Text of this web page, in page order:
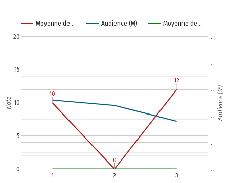
Moyenne de… Audience (M) Moyenne de…
1 2 3
0
5
10
15
20
…
…
…
…
…
…
10
10
0
0
12
12
Note Audience (M)